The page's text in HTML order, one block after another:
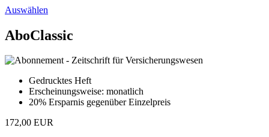
Auswählen
AboClassic
Gedrucktes Heft
Erscheinungsweise: monatlich
20% Ersparnis gegenüber Einzelpreis
172,00 EUR